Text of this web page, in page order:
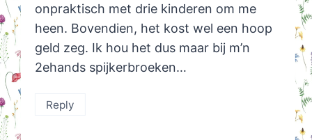
onpraktisch met drie kinderen om me
heen. Bovendien, het kost wel een hoop
geld zeg. Ik hou het dus maar bij m’n
2ehands spijkerbroeken…
Reply